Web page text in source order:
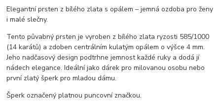
Elegantní prsten z bílého zlata s opálem – jemná ozdoba pro ženy
i malé slečny.
Tento půvabný prsten je vyroben z bílého zlata ryzosti 585/1000
(14 karátů) a zdoben centrálním kulatým opálem o výšce 4 mm.
Jeho nadčasový design podtrhne jemnost každé ruky a dodá jí
nádech elegance. Ideální jako dárek pro milovanou osobu nebo
první zlatý šperk pro mladou dámu.
Šperk označený platnou puncovní značkou.